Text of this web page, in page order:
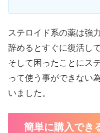
ステロイド系の薬は強
辞めるとすぐに復活し
そして困ったことにス
って使う事ができない
いました。
簡単に購入でき